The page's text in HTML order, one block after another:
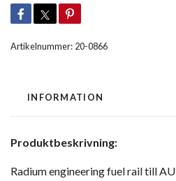
Artikelnummer: 20-0866
INFORMATION
Produktbeskrivning:
Radium engineering fuel rail till